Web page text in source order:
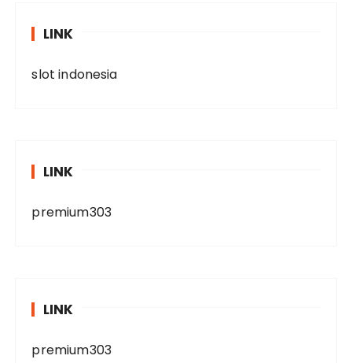
LINK
slot indonesia
LINK
premium303
LINK
premium303